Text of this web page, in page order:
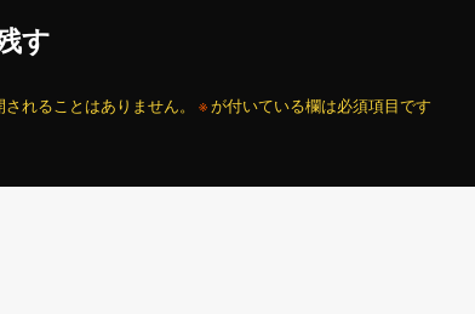
す
れることはありません。 ※が付いている欄は必須項目です